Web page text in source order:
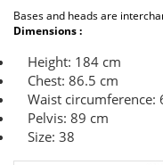
Bases and heads are
Dimensions :
Height: 184 cm
Chest: 86.5 cm
Waist circumference:
Pelvis: 89 cm
Size: 38